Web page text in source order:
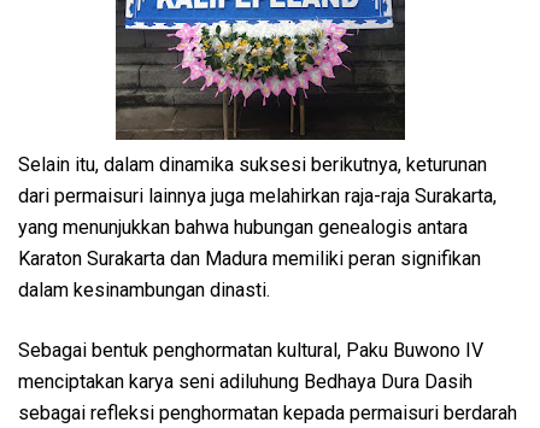
Selain itu, dalam dinamika suksesi berikutnya, keturunan
dari permaisuri lainnya juga melahirkan raja-raja Surakarta,
yang menunjukkan bahwa hubungan genealogis antara
Karaton Surakarta dan Madura memiliki peran signifikan
dalam kesinambungan dinasti.
Sebagai bentuk penghormatan kultural, Paku Buwono IV
menciptakan karya seni adiluhung Bedhaya Dura Dasih
sebagai refleksi penghormatan kepada permaisuri berdarah